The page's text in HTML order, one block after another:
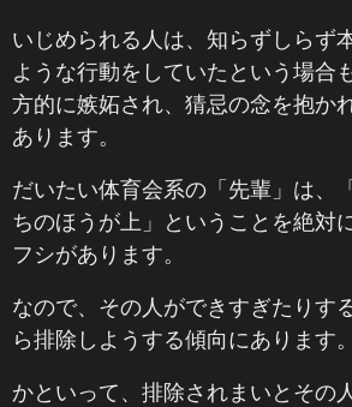
いじめられる人は、知らずしらず
ような行動をしていたという場合
方的に嫉妬され、猜忌の念を抱か
あります。
だいたい体育会系の「先輩」は、
ちのほうが上」ということを絶対
フシがあります。
なので、その人ができすぎたりす
ら排除しようする傾向にあります。
かといって、排除されまいとその